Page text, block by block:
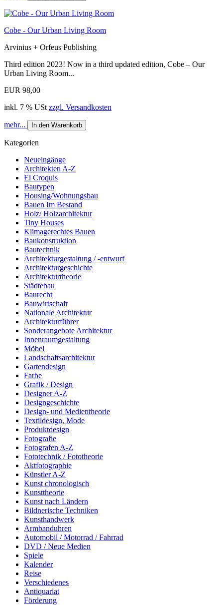
Cobe - Our Urban Living Room
Arvinius + Orfeus Publishing
Third edition 2023! Now in a third updated edition, Cobe – Our
Urban Living Room...
EUR 98,00
inkl. 7 % USt zzgl. Versandkosten
mehr... In den Warenkorb
Kategorien
Neueingänge
Architekten A-Z
El Croquis
Bautypen
Housing/Wohnungsbau
Bauen Im Bestand
Holz/ Holzarchitektur
Tiny Houses
Klimagerechtes Bauen
Baukonstruktion
Bautechnik
Architekturgestaltung / -entwurf
Architekturgeschichte
Architekturtheorie
Städtebau
Baurecht
Bauwirtschaft
Nationale Architektur
Architekturführer
Sonderangebote Architektur
Innenraumgestaltung
Möbel
Landschaftsarchitektur
Gartendesign
Farbe
Grafik / Design
Designer A-Z
Designgeschichte
Design- und Medientheorie
Textildesign, Mode
Produktdesign
Fotografie
Fotografen A-Z
Fototechnik / Fototheorie
Aktfotographie
Künstler A-Z
Kunst chronologisch
Kunsttheorie
Kunst nach Ländern
Bildnerische Techniken
Kunsthandwerk
Armbanduhren
Automobil / Motorrad / Fahrrad
DVD / Neue Medien
Spiele
Kalender
Reise
Verschiedenes
Antiquariat
Förderung